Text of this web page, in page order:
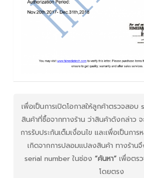
เพื่อเป็นการเปิดโอกาสให้ลูกค้าตรวจสอ
สินค้าที่ซื้อจากทางร้าน ว่าสินค้าดังกล่าว จ
การรับประกันเต็มเงื่อนไข และเพื่อเป็นกา
เกิดจากการปลอมแปลงสินค้า ทางร้านจึ
serial number ในช่อง “ค้นหา”เพื่อตร
โดยตรง